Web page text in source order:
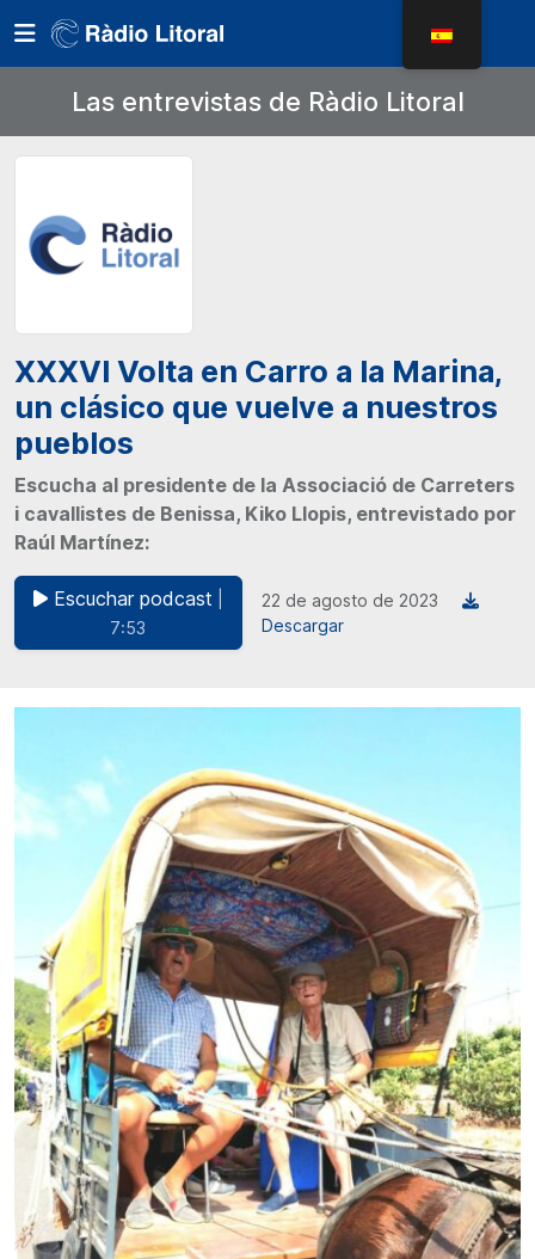
Las entrevistas de Ràdio Litoral
XXXVI Volta en Carro a la Marina,
un clásico que vuelve a nuestros
pueblos
Escucha al presidente de la Associació de Carreters
i cavallistes de Benissa, Kiko Llopis, entrevistado por
Raúl Martínez:
Escuchar podcast
7:53
22 de agosto de 2023
Descargar